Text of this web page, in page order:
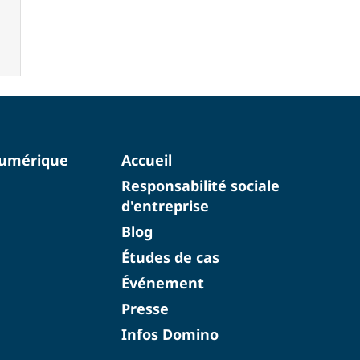
Accueil
Responsabilité sociale
d'entreprise
Blog
Études de cas
Événement
Presse
Infos Domino